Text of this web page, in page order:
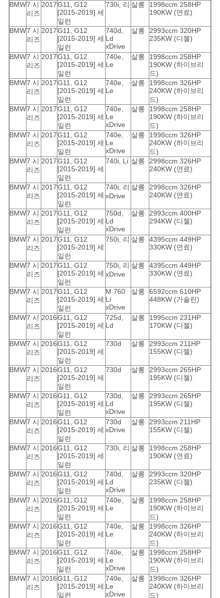
BMW7 시
리즈
2017G11, G12
[2015-2019] 세
일런
730i, 리 살롱
1998ccm 258HP
190KW (연료)
BMW7 시
리즈
2017G11, G12
[2015-2019] 세
일런
740d,
Ld
xDrive
살롱
2993ccm 320HP
235KW (디젤)
BMW7 시
리즈
2017G11, G12
[2015-2019] 세
일런
740e,
Le
살롱
1998ccm 258HP
190KW (하이브리
드)
BMW7 시
리즈
2017G11, G12
[2015-2019] 세
일런
740e,
Le
살롱
1998ccm 326HP
240KW (하이브리
드)
BMW7 시
리즈
2017G11, G12
[2015-2019] 세
일런
740e,
Le
xDrive
살롱
1998ccm 258HP
190KW (하이브리
드)
BMW7 시
리즈
2017G11, G12
[2015-2019] 세
일런
740e,
Le
xDrive
살롱
1998ccm 326HP
240KW (하이브리
드)
BMW7 시
리즈
2017G11, G12
[2015-2019] 세
일런
740i, Li 살롱
2998ccm 326HP
240KW (연료)
BMW7 시
리즈
2017G11, G12
[2015-2019] 세
일런
740i, 리
xDrive
살롱
2998ccm 326HP
240KW (연료)
BMW7 시
리즈
2017G11, G12
[2015-2019] 세
일런
750d,
Ld
xDrive
살롱
2993ccm 400HP
294KW (디젤)
BMW7 시
리즈
2017G11, G12
[2015-2019] 세
일런
750i, 리 살롱
4395ccm 449HP
330KW (연료)
BMW7 시
리즈
2017G11, G12
[2015-2019] 세
일런
750i, 리
xDrive
살롱
4395ccm 449HP
330KW (연료)
BMW7 시
리즈
2017G11, G12
[2015-2019] 세
일런
M 760
Li
xDrive
살롱
6592ccm 610HP
448KW (가솔린)
BMW7 시
리즈
2016G11, G12
[2015-2019] 세
일런
725d,
Ld
살롱
1995ccm 231HP
170KW (디젤)
BMW7 시
리즈
2016G11, G12
[2015-2019] 세
일런
730d 살롱
2993ccm 211HP
155KW (디젤)
BMW7 시
리즈
2016G11, G12
[2015-2019] 세
일런
730d 살롱
2993ccm 265HP
195KW (디젤)
BMW7 시
리즈
2016G11, G12
[2015-2019] 세
일런
730d,
Ld
xDrive
살롱
2993ccm 265HP
195KW (디젤)
BMW7 시
리즈
2016G11, G12
[2015-2019] 세
일런
730d
xDrive
살롱
2993ccm 211HP
155KW (디젤)
BMW7 시
리즈
2016G11, G12
[2015-2019] 세
일런
730i, 리 살롱
1998ccm 258HP
190KW (연료)
BMW7 시
리즈
2016G11, G12
[2015-2019] 세
일런
740d,
Ld
xDrive
살롱
2993ccm 320HP
235KW (디젤)
BMW7 시
리즈
2016G11, G12
[2015-2019] 세
일런
740e,
Le
살롱
1998ccm 258HP
190KW (하이브리
드)
BMW7 시
리즈
2016G11, G12
[2015-2019] 세
일런
740e,
Le
살롱
1998ccm 326HP
240KW (하이브리
드)
BMW7 시
리즈
2016G11, G12
[2015-2019] 세
일런
740e,
Le
xDrive
살롱
1998ccm 258HP
190KW (하이브리
드)
BMW7 시
리즈
2016G11, G12
[2015-2019] 세
일런
740e,
Le
xDrive
살롱
1998ccm 326HP
240KW (하이브리
드)